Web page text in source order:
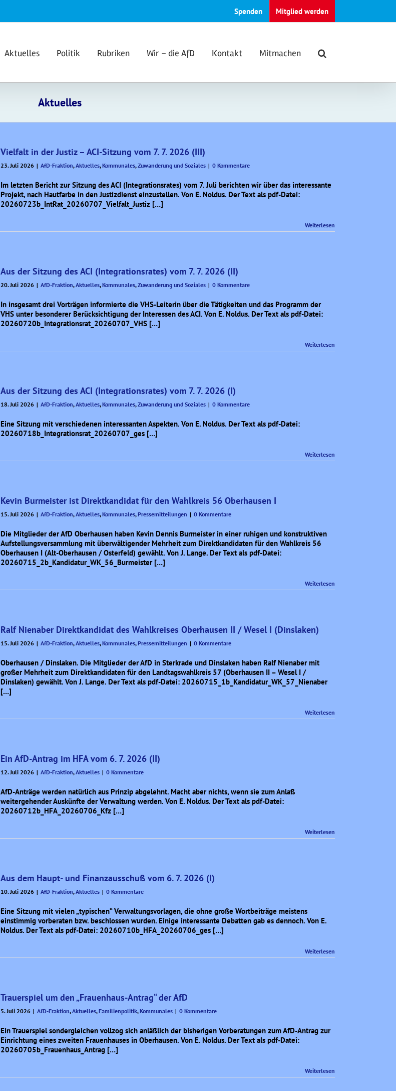
Spenden Mitglied werden
Aktuelles Politik Rubriken Wir – die AfD Kontakt Mitmachen
Aktuelles
Vielfalt in der Justiz – ACI-Sitzung vom 7. 7. 2026 (III)
23. Juli 2026 | AfD-Fraktion,Aktuelles,Kommunales,Zuwanderung und Soziales | 0 Kommentare
Im letzten Bericht zur Sitzung des ACI (Integrationsrates) vom 7. Juli berichten wir über das interessante
Projekt, nach Hautfarbe in den Justizdienst einzustellen. Von E. Noldus. Der Text als pdf-Datei:
20260723b_IntRat_20260707_Vielfalt_Justiz […]
Weiterlesen
Aus der Sitzung des ACI (Integrationsrates) vom 7. 7. 2026 (II)
20. Juli 2026 | AfD-Fraktion,Aktuelles,Kommunales,Zuwanderung und Soziales | 0 Kommentare
In insgesamt drei Vorträgen informierte die VHS-Leiterin über die Tätigkeiten und das Programm der
VHS unter besonderer Berücksichtigung der Interessen des ACI. Von E. Noldus. Der Text als pdf-Datei:
20260720b_Integrationsrat_20260707_VHS […]
Weiterlesen
Aus der Sitzung des ACI (Integrationsrates) vom 7. 7. 2026 (I)
18. Juli 2026 | AfD-Fraktion,Aktuelles,Kommunales,Zuwanderung und Soziales | 0 Kommentare
Eine Sitzung mit verschiedenen interessanten Aspekten. Von E. Noldus. Der Text als pdf-Datei:
20260718b_Integrationsrat_20260707_ges […]
Weiterlesen
Kevin Burmeister ist Direktkandidat für den Wahlkreis 56 Oberhausen I
15. Juli 2026 | AfD-Fraktion,Aktuelles,Kommunales,Pressemitteilungen | 0 Kommentare
Die Mitglieder der AfD Oberhausen haben Kevin Dennis Burmeister in einer ruhigen und konstruktiven
Aufstellungsversammlung mit überwältigender Mehrheit zum Direktkandidaten für den Wahlkreis 56
Oberhausen I (Alt-Oberhausen / Osterfeld) gewählt. Von J. Lange. Der Text als pdf-Datei:
20260715_2b_Kandidatur_WK_56_Burmeister […]
Weiterlesen
Ralf Nienaber Direktkandidat des Wahlkreises Oberhausen II / Wesel I (Dinslaken)
15. Juli 2026 | AfD-Fraktion,Aktuelles,Kommunales,Pressemitteilungen | 0 Kommentare
Oberhausen / Dinslaken. Die Mitglieder der AfD in Sterkrade und Dinslaken haben Ralf Nienaber mit
großer Mehrheit zum Direktkandidaten für den Landtagswahlkreis 57 (Oberhausen II – Wesel I /
Dinslaken) gewählt. Von J. Lange. Der Text als pdf-Datei: 20260715_1b_Kandidatur_WK_57_Nienaber
[…]
Weiterlesen
Ein AfD-Antrag im HFA vom 6. 7. 2026 (II)
12. Juli 2026 | AfD-Fraktion,Aktuelles | 0 Kommentare
AfD-Anträge werden natürlich aus Prinzip abgelehnt. Macht aber nichts, wenn sie zum Anlaß
weitergehender Auskünfte der Verwaltung werden. Von E. Noldus. Der Text als pdf-Datei:
20260712b_HFA_20260706_Kfz […]
Weiterlesen
Aus dem Haupt- und Finanzausschuß vom 6. 7. 2026 (I)
10. Juli 2026 | AfD-Fraktion,Aktuelles | 0 Kommentare
Eine Sitzung mit vielen „typischen“ Verwaltungsvorlagen, die ohne große Wortbeiträge meistens
einstimmig vorberaten bzw. beschlossen wurden. Einige interessante Debatten gab es dennoch. Von E.
Noldus. Der Text als pdf-Datei: 20260710b_HFA_20260706_ges […]
Weiterlesen
Trauerspiel um den „Frauenhaus-Antrag“ der AfD
5. Juli 2026 | AfD-Fraktion,Aktuelles,Familienpolitik,Kommunales | 0 Kommentare
Ein Trauerspiel sondergleichen vollzog sich anläßlich der bisherigen Vorberatungen zum AfD-Antrag zur
Einrichtung eines zweiten Frauenhauses in Oberhausen. Von E. Noldus. Der Text als pdf-Datei:
20260705b_Frauenhaus_Antrag […]
Weiterlesen